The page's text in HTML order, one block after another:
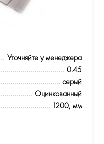
Уточняйте у менеджера
0.45
серый
Оцинкованный
1200, мм